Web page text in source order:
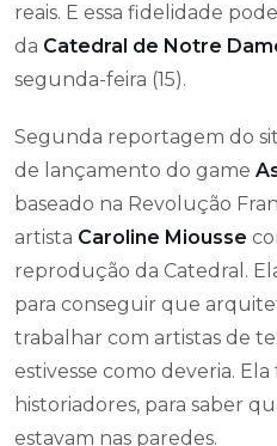
reais. E essa fidelidade
da Catedral de Notre
segunda-feira (15).
Segunda reportagem do
de lançamento do game
baseado na Revolução
artista Caroline Miousse
reprodução da Catedral.
para conseguir que
trabalhar com artistas de
estivesse como deveria.
historiadores, para saber
estavam nas paredes.